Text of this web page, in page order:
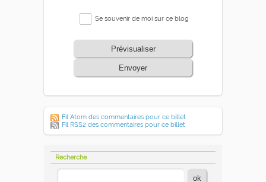
Se souvenir de moi sur ce blog
Prévisualiser
Envoyer
Fil Atom des commentaires pour ce billet
Fil RSS2 des commentaires pour ce billet
Recherche